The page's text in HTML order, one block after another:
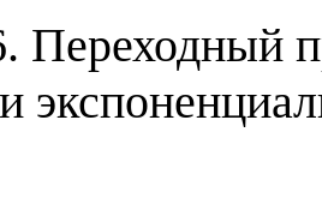
Переходный